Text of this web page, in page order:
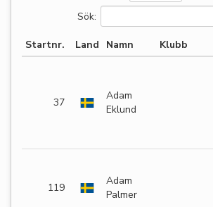
Sök:
Startnr. Land Namn Klubb
37
Adam
Eklund
119
Adam
Palmer